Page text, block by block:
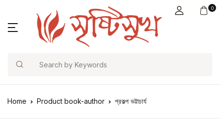
0
Search
Home Product book-author প্রকল্প ভট্টাচার্য